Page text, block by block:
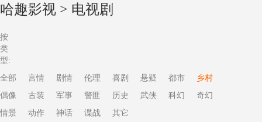
哈趣影视 > 电视剧
按
类
型:
全部
言情 剧情 伦理 喜剧 悬疑 都市
乡村
偶像
古装 军事 警匪 历史 武侠 科幻
奇幻
情景
动作 神话 谍战
其它